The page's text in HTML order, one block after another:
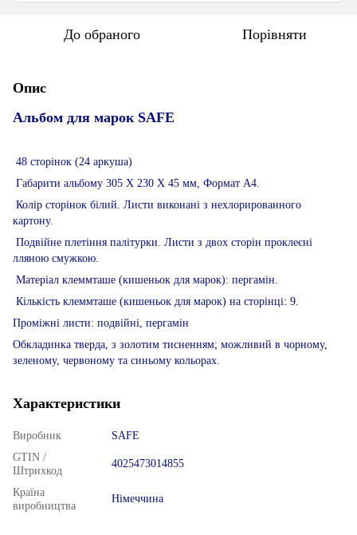
До обраного Порівняти
Опис
Альбом для марок SAFE
48 сторінок (24 аркуша)
Габарити альбому 305 Х 230 Х 45 мм, Формат А4.
Колір сторінок білий. Листи виконані з нехлорированного
картону.
Подвійне плетіння палітурки. Листи з двох сторін проклеєні
лляною смужкою.
Матеріал клеммташе (кишеньок для марок): пергамін.
Кількість клеммташе (кишеньок для марок) на сторінці: 9.
Проміжні листи: подвійні, пергамін
Обкладинка тверда, з золотим тисненням; можливий в чорному,
зеленому, червоному та синьому кольорах.
Характеристики
Виробник
SAFE
GTIN /
Штрихкод
4025473014855
Країна
виробництва
Німеччина